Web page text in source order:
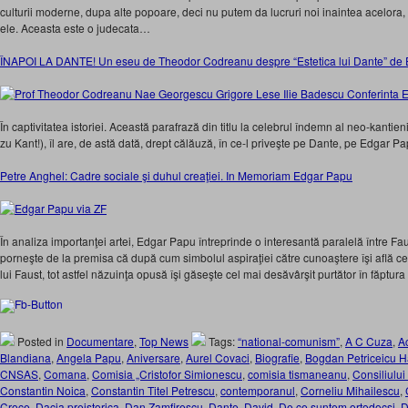
culturii moderne, dupa alte popoare, deci nu putem da lucruri noi inaintea
ele. Aceasta este o judecata…
ÎNAPOI LA DANTE! Un eseu de Theodor Codreanu despre “Estetica lui Dante”
În captivitatea istoriei. Această parafrază din titlu la celebrul îndemn al neo-
zu Kant!), îl are, de astă dată, drept călăuză, în ce-l priveşte pe Dante, pe Edgar
Petre Anghel: Cadre sociale şi duhul creaţiei. In Memoriam Edgar Papu
În analiza importanţei artei, Edgar Papu întreprinde o interesantă paralelă între
porneşte de la premisa că după cum simbolul aspiraţiei către cunoaştere îşi află
lui Faust, tot astfel năzuinţa opusă îşi găseşte cel mai desăvârşit purtător în
Posted in Documentare, Top News Tags:“national-comunism”, A C Cuza,
Blandiana, Angela Papu, Aniversare, Aurel Covaci, Biografie, Bogdan Petriceicu
CNSAS, Comana, Comisia „Cristofor Simionescu, comisia tismaneanu, Consiliului
Constantin Noica, Constantin Titel Petrescu, contemporanul, Corneliu Mihailescu,